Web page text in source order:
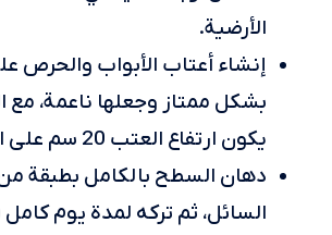
الأرضية.
إنشاء أعتاب الأبواب والحرص
بشكل ممتاز وجعلها ناعمة،
يكون ارتفاع العتب 20 سم على الأقل.
دهان السطح بالكامل بطبقة من